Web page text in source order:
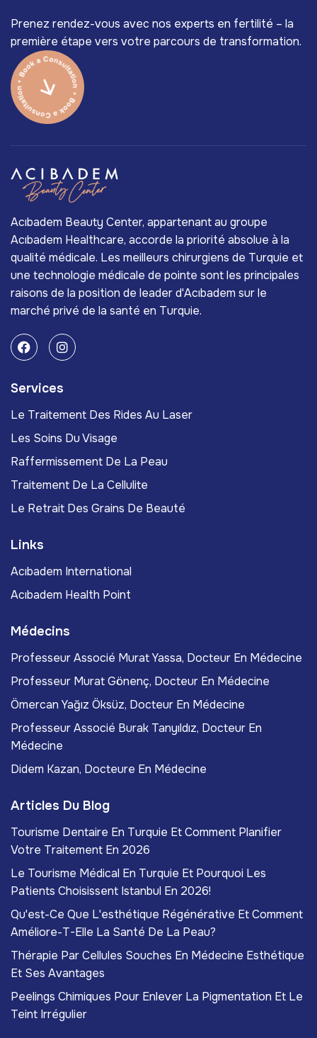
Prenez rendez-vous avec nos experts en fertilité – la
première étape vers votre parcours de transformation.
Acıbadem Beauty Center, appartenant au groupe
Acıbadem Healthcare, accorde la priorité absolue à la
qualité médicale. Les meilleurs chirurgiens de Turquie et
une technologie médicale de pointe sont les principales
raisons de la position de leader d'Acıbadem sur le
marché privé de la santé en Turquie.
Services
Le Traitement Des Rides Au Laser
Les Soins Du Visage
Raffermissement De La Peau
Traitement De La Cellulite
Le Retrait Des Grains De Beauté
Links
Acıbadem International
Acıbadem Health Point
Médecins
Professeur Associé Murat Yassa, Docteur En Médecine
Professeur Murat Gönenç, Docteur En Médecine
Ömercan Yağız Öksüz, Docteur En Médecine
Professeur Associé Burak Tanyıldız, Docteur En
Médecine
Didem Kazan, Docteure En Médecine
Articles Du Blog
Tourisme Dentaire En Turquie Et Comment Planifier
Votre Traitement En 2026
Le Tourisme Médical En Turquie Et Pourquoi Les
Patients Choisissent Istanbul En 2026!
Qu'est-Ce Que L'esthétique Régénérative Et Comment
Améliore-T-Elle La Santé De La Peau?
Thérapie Par Cellules Souches En Médecine Esthétique
Et Ses Avantages
Peelings Chimiques Pour Enlever La Pigmentation Et Le
Teint Irrégulier